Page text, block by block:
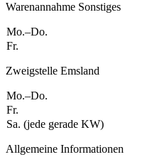
Warenannahme Sonstiges
Mo.–Do.
Fr.
Zweigstelle Emsland
Mo.–Do.
Fr.
Sa. (jede gerade KW)
Allgemeine Informationen